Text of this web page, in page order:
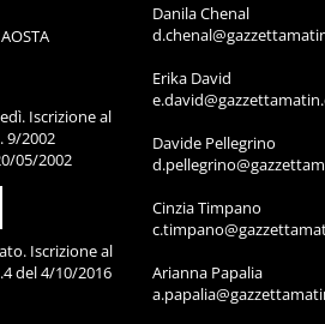
Iscrizione al
9/2002
05/2002
Iscrizione al
del 4/10/2016
Danila Chenal
Erika David
Davide Pellegrino
Cinzia Timpano
Arianna Papalia